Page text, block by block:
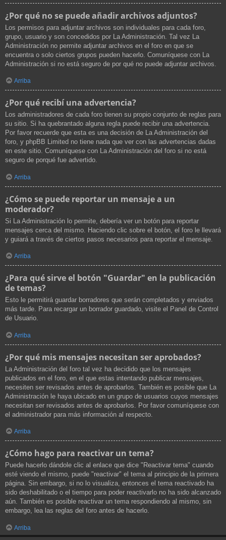
¿Por qué no se puede añadir archivos adjuntos?
Los permisos para adjuntar archivos son individuales para cada foro,
grupo, usuario y son concedidos por La Administración. Tal vez La
Administración no permite adjuntar archivos en el foro en que se
encuentra o solo ciertos grupos pueden hacerlo. Comuníquese con La
Administración si no está seguro de por qué no puede adjuntar archivos.
Arriba
¿Por qué recibí una advertencia?
Los administradores de cada foro tienen su propio conjunto de reglas para
su sitio. Si ha quebrantado alguna regla puede recibir una advertencia.
Por favor recuerde que esta es una decisión de La Administración del
foro, y phpBB Limited no tiene nada que ver con las advertencias dadas
en este sitio. Comuníquese con La Administración del foro si no está
seguro de porqué fue advertido.
Arriba
¿Cómo se puede reportar un mensaje a un
moderador?
Si La Administración lo permite, debería ver un botón para reportar
mensajes cerca del mismo. Haciendo clic sobre el botón, el foro le llevará
y guiará a través de ciertos pasos necesarios para reportar el mensaje.
Arriba
¿Para qué sirve el botón "Guardar" en la publicación
de temas?
Esto le permitirá guardar borradores que serán completados y enviados
más tarde. Para recargar un borrador guardado, visite el Panel de Control
de Usuario.
Arriba
¿Por qué mis mensajes necesitan ser aprobados?
La Administración del foro tal vez ha decidido que los mensajes
publicados en el foro, en el que estas intentando publicar mensajes,
necesiten ser revisados antes de aprobarlos. También es posible que La
Administración le haya ubicado en un grupo de usuarios cuyos mensajes
necesitan ser revisados antes de aprobarlos. Por favor comuníquese con
el administrador para más información al respecto.
Arriba
¿Cómo hago para reactivar un tema?
Puede hacerlo dándole clic al enlace que dice "Reactivar tema" cuando
esté viendo el mismo, puede "reactivar" el tema al principio de la primera
página. Sin embargo, si no lo visualiza, entonces el tema reactivado ha
sido deshabilitado o el tiempo para poder reactivarlo no ha sido alcanzado
aún. También es posible reactivar un tema respondiendo al mismo, sin
embargo, lea las reglas del foro antes de hacerlo.
Arriba